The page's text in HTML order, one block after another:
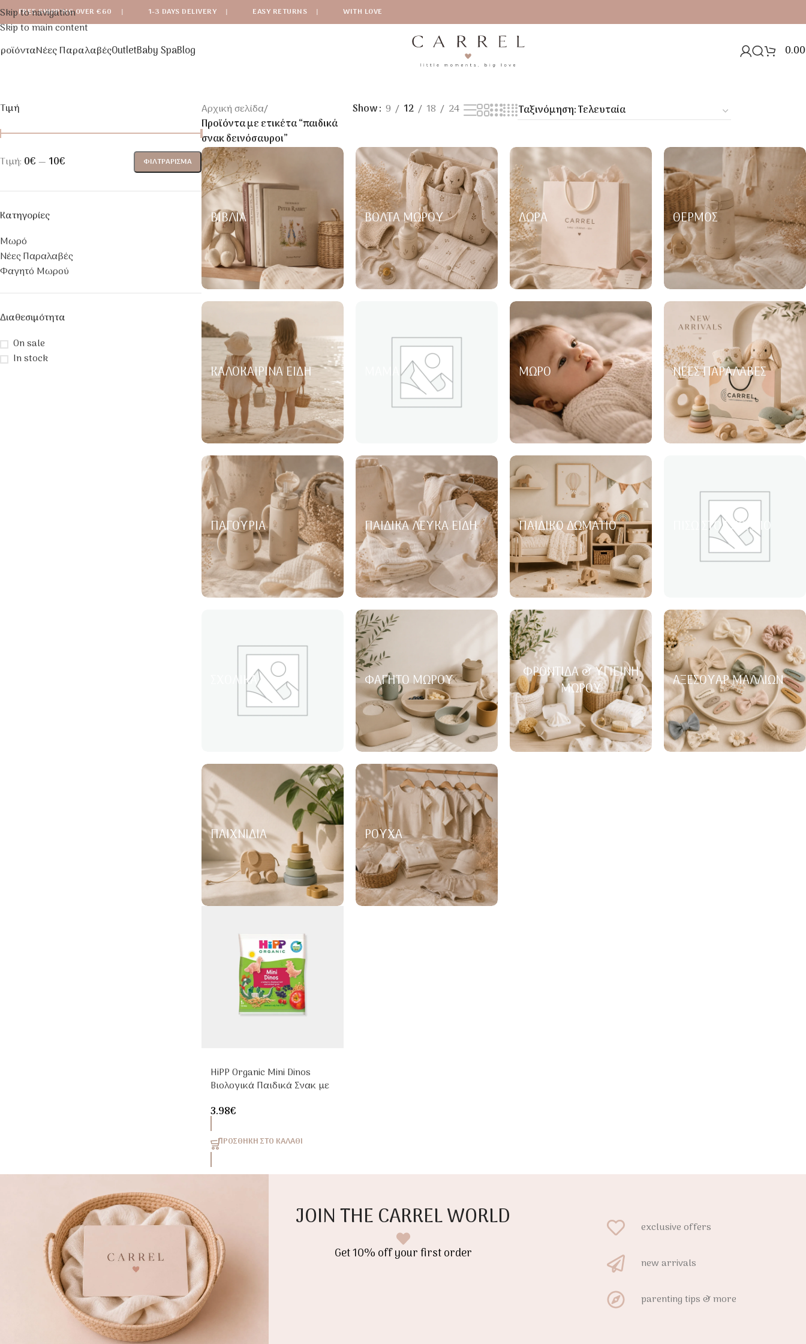
Skip to navigation
Skip to main content
FREE SHIPPING OVER €60 | 1-3 DAYS DELIVERY | EASY RETURNS | WITH LOVE
Νέες ΠαραλαβέςOutletBaby SpaBlog 0.00
Τιμή
ΦΙΛΤΡΆΡΙΣΜΑ
Τιμή: 0€— 10€
Κατηγορίες
Μωρό
Νέες Παραλαβές
Φαγητό Μωρού
Διαθεσιμότητα
On sale
In stock
Αρχική σελίδα/
Προϊόντα με ετικέτα “παιδικά
σνακ δεινόσαυροι”
Show 9 12 18 24
ΒΙΒΛΊΑ ΒΌΛΤΑ ΜΩΡΟΎ ΔΏΡΑ ΘΕΡΜΌΣ
ΚΑΛΟΚΑΙΡΙΝΑ ΕΊΔΗ ΜΩΡΌ ΝΈΕΣ ΠΑΡΑΛΑΒΈΣ
ΠΑΓΟΎΡΙΑ ΠΑΙΔΙΚΆ ΛΕΥΚΆ ΕΊΔΗ ΠΑΙΔΙΚΌ ΔΩΜΆΤΙΟ ΠΊΣΩ ΣΤΟ ΣΧΟΛΕΊΟ
ΣΧΟΛΙΚΆ ΦΑΓΗΤΌ ΜΩΡΟΎ
ΦΡΟΝΤΊΔΑ & ΥΓΙΕΙΝΉ
ΜΩΡΟΎ
ΑΞΕΣΟΥΆΡ ΜΑΛΛΙΏΝ
ΠΑΙΧΝΊΔΙΑ ΡΟΎΧΑ
HiPP Organic Mini Dinos
Βιολογικά Παιδικά Σνακ με
Φραγκοστάφυλο 30g
3.98€
ΠΡΟΣΘΉΚΗ ΣΤΟ ΚΑΛΆΘΙ
JOIN THE CARREL WORLD
Get 10% off your first order
exclusive offers
new arrivals
parenting tips & more